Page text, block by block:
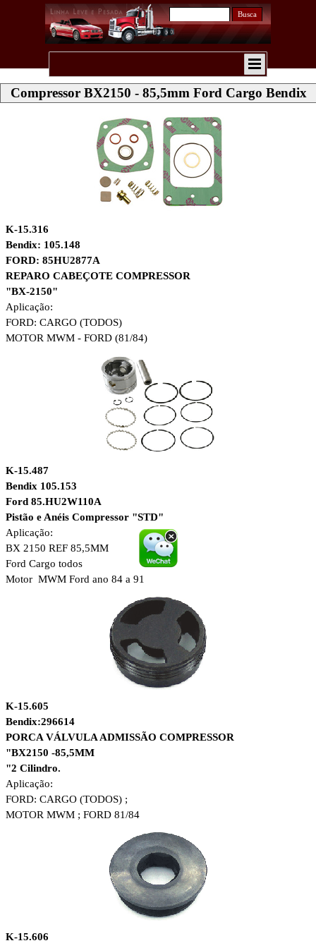
Busca
Compressor BX2150 - 85,5mm Ford Cargo Bendix
K-15.316
Bendix: 105.148
FORD: 85HU2877A
REPARO CABEÇOTE COMPRESSOR
"BX-2150"
Aplicação:
FORD: CARGO (TODOS)
MOTOR MWM - FORD (81/84)
K-15.487
Bendix 105.153
Ford 85.HU2W110A
Pistão e Anéis Compressor "STD"
Aplicação:
BX 2150 REF 85,5MM
Ford Cargo todos
Motor MWM Ford ano 84 a 91
K-15.605
Bendix:296614
PORCA VÁLVULA ADMISSÃO COMPRESSOR
"BX2150 -85,5MM
"2 Cilindro.
Aplicação:
FORD: CARGO (TODOS) ;
MOTOR MWM ; FORD 81/84
K-15.606